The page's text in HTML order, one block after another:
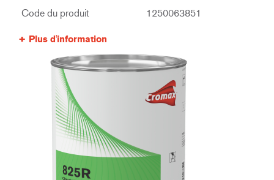
Code du produit 1250063851
Plus d'information